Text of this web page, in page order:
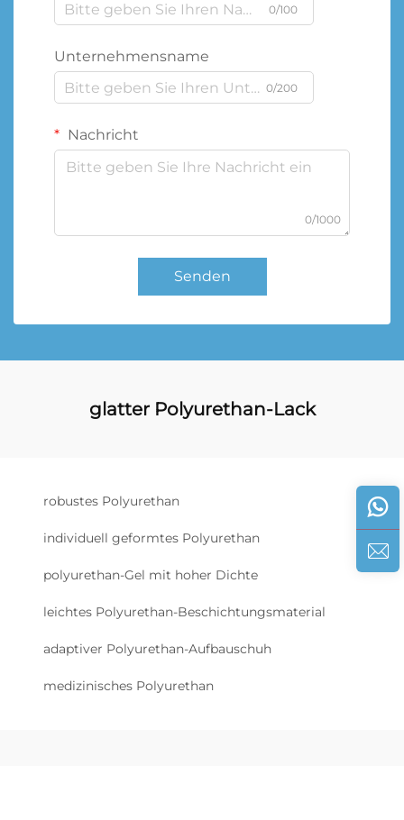
0/100
Unternehmensname
0/200
Nachricht
0/1000
Senden
glatter Polyurethan-Lack
robustes Polyurethan
individuell geformtes Polyurethan
polyurethan-Gel mit hoher Dichte
leichtes Polyurethan-Beschichtungsmaterial
adaptiver Polyurethan-Aufbauschuh
medizinisches Polyurethan